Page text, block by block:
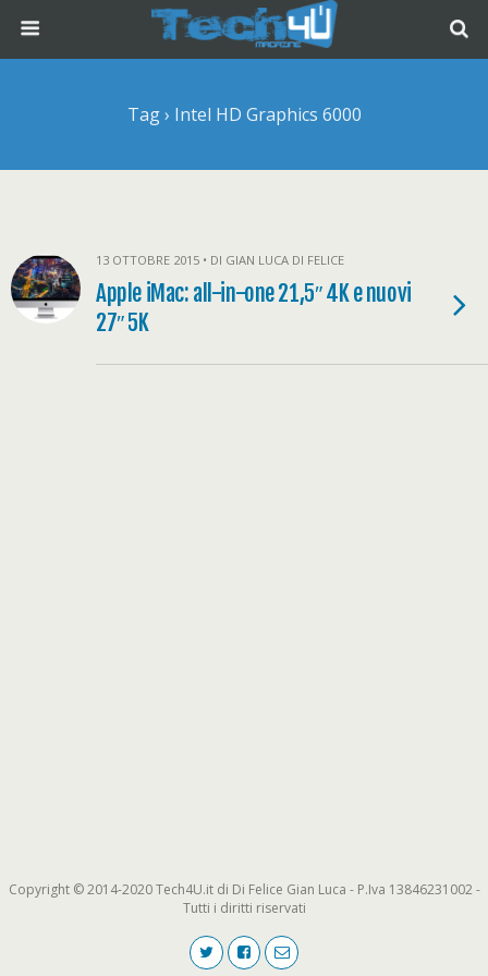
Tag › Intel HD Graphics 6000
13 OTTOBRE 2015 • DI GIAN LUCA DI FELICE
Apple iMac: all-in-one 21,5″ 4K e nuovi
27″ 5K
Copyright © 2014-2020 Tech4U.it di Di Felice Gian Luca - P.Iva 13846231002 -
Tutti i diritti riservati